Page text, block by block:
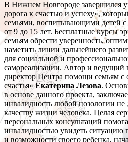
В Нижнем Новгороде завершился
дорога к счастью и успеху»,
семьями, воспитывающими детей с
от 9 до 15 лет. Бесплатные курсы
семьям обрести уверенность,
наметить линии дальнейшего
для социальной и
самореализации. Автор и ведущий
директор Центра помощи семьям
счастья»Екатерина Лезова.
в основе данного проекта,
инвалидность любой нозологии
качеству жизни человека. Целая
персональных консультаций
инвалидностью увидеть ситуацию
и возможности своего ребенка,